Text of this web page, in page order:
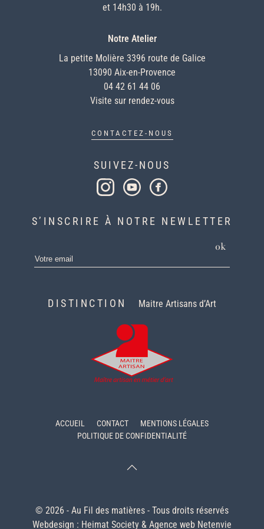
et 14h30 à 19h.
Notre Atelier
La petite Molière 3396 route de Galice
13090 Aix-en-Provence
04 42 61 44 06
Visite sur rendez-vous
CONTACTEZ-NOUS
SUIVEZ-NOUS
S’INSCRIRE À NOTRE NEWLETTER
ok
DISTINCTION Maitre Artisans d’Art
ACCUEIL CONTACT
MENTIONS LÉGALES
POLITIQUE DE CONFIDENTIALITÉ
© 2026 - Au Fil des matières - Tous droits réservés
Webdesign : Heimat Society & Agence web Netenvie